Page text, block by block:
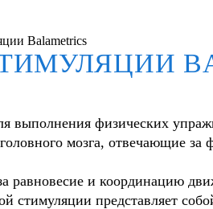
Balametrics
выполнения физических
мозга, отвечающие
равновесие и координацию
стимуляции представляет